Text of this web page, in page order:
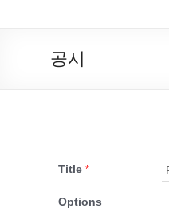
공시
Title *
Options